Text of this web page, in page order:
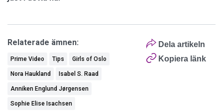
Dela artikeln
Kopiera länk
Relaterade ämnen:
Prime Video Tips Girls of Oslo
Nora Haukland Isabel S. Raad
Anniken Englund Jørgensen
Sophie Elise Isachsen